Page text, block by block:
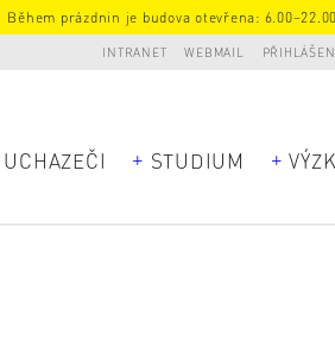
Během prázdnin je budova otevřena:
INTRANET WEBMAIL
UCHAZEČI STUDIUM